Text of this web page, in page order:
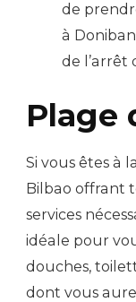
de
à
de l’arrêt
Plage
Si vous êtes à
Bilbao offrant
services
idéale pour
douches,
dont vous